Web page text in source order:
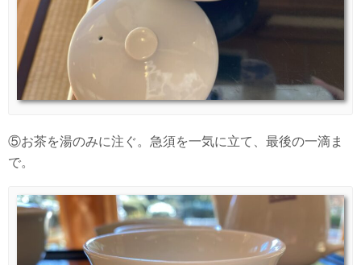
⑤お茶を湯のみに注ぐ。急須を一気に立て、最後の一滴ま
で。